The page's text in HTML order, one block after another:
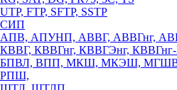
UTP, FTP, SFTP, SSTP
СИП
АПВ, АПУНП, АВВГ, АВВГнг,
КВВГ, КВВГнг, КВВГЭнг,
БПВЛ, ВПП, МКШ, МКЭШ,
РПШ,